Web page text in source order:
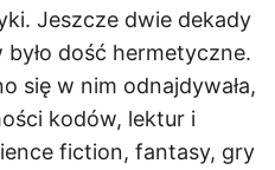
Jeszcze dwie dekady
dość hermetyczne.
się w nim odnajdywała,
kodów, lektur i
fiction, fantasy, gry